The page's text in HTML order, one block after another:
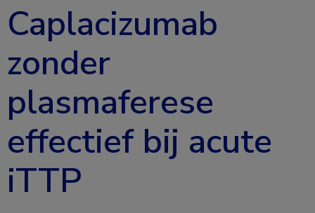
Caplacizumab
zonder
plasmaferese
effectief bij acute
iTTP